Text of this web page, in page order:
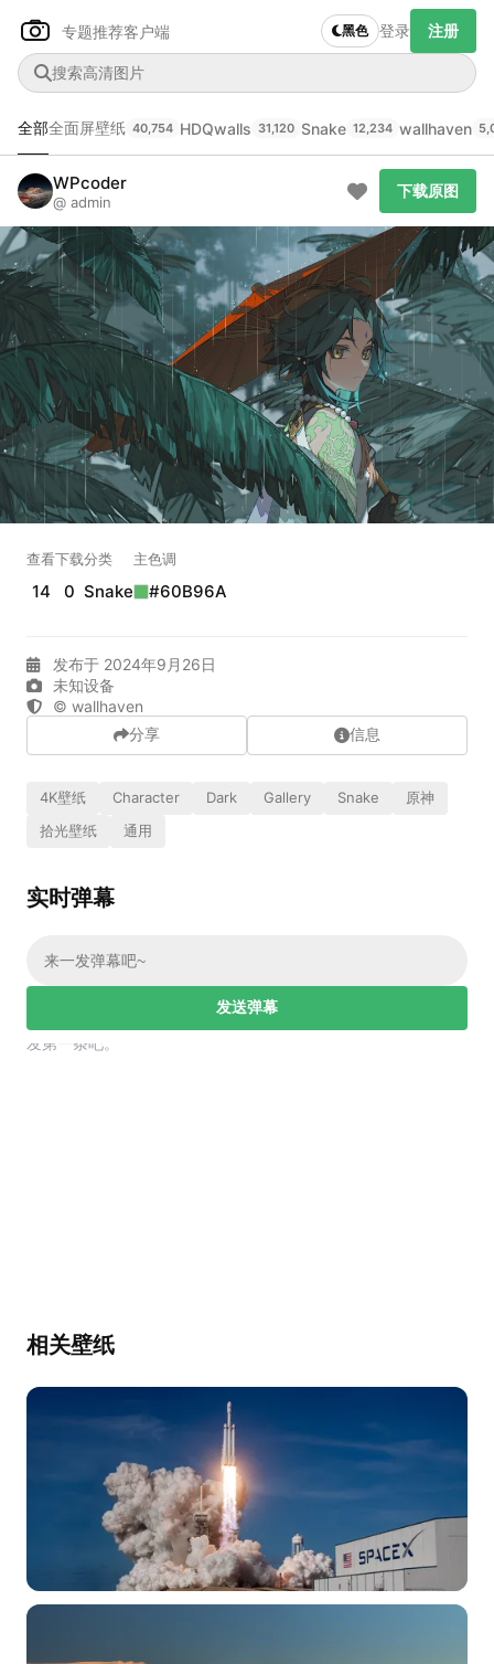
专题推荐客户端 黑色 登录 注册
全部全面屏壁纸 40,754 HDQwalls 31,120 Snake 12,234 wallhaven
WPcoder
@ admin
下载原图
查看
14
下载
0
分类
Snake
主色调
#60B96A
发布于 2024年9月26日
未知设备
© wallhaven
分享 信息
4K壁纸 Character Dark Gallery Snake
原神
拾光壁纸
通用
实时弹幕
发送弹幕
，发第一条吧。
相关壁纸
下载原图
查看
--
下载
-- --
主色调
--
发布
未知设备
在主题许可下可免费使用
分享 信息
实时弹幕
加载弹幕...
正在生成支付二维码...